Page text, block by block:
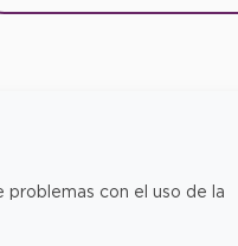
con el uso de la